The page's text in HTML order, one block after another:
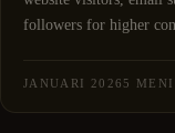
followers for higher
Noethera Studio for
JANUARI 2026 5